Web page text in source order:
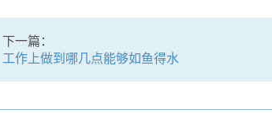
下一篇：
工作上做到哪几点能够如鱼得水